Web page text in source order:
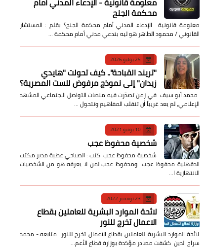
محكمة الجنح
معلومة قانونية الإدعاء المدني أمام محكمة الجنح؟ بقلم : المستشار
القانوني / محمود الطاهر هو ليه بندعي مدني أمام محكمة …
25 يوليو 2026
​"تريند القباحة".. كيف تحولت "هايدي
زيدان" إلى نموذج مرفوض للست المصرية؟
​ محمد أبو سيف ​في زمن تصدّرت فيه منصات التواصل الاجتماعي المشهد
الإعلامي، لم يعد غريباً أن تنقلب المفاهيم وتتحول …
10 يونيو 2021
شخصية محفوظ عجب
شخصية محفوظ عجب كتب : الصباحي عطية مدير مكتب
الدقهلية محفوظ عجب ومحفوظ عجب لمن لا يعرفه هو من الشخصيات
الانتهازية ا…
23 نوفمبر 2022
لائحة الموارد البشرية للعاملين بقطاع
الاعمال تخرج للنور
لائحة الموارد البشرية للعاملين بقطاع الاعمال تخرج للنور متابعه:- محمد
سراج الدين كشفت مصادر مؤكدة بوزارة قطاع الأعم…